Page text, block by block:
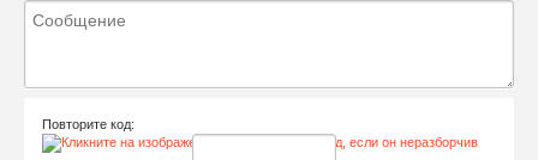
Повторите код: